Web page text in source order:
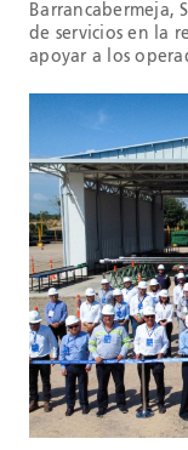
Barrancabermeja,
de servicios en la
apoyar a los